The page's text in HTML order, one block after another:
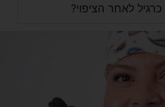
לאחר הציפוי?